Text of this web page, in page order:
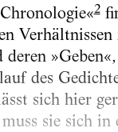
2
des
sich hier
sie sich